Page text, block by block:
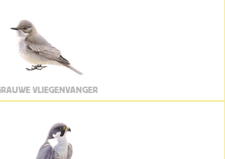
VLIEGENVANGER